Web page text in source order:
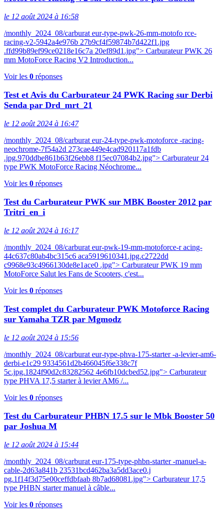
le 12 août 2024 à 16:58
/monthly_2024_08/carburat eur-type-pwk-26-mm-motofo rce-
racing-v2-5942a4e976b 27b9cf4f59874b7d422f1.jpg
.ffd99b89ef99ce0218e16c7a 20ef89d1.jpg"> Carburateur PWK 26
mm MotoForce Racing V2 Introduction...
Voir les 0 réponses
Test et Avis du Carburateur 24 PWK Racing sur Derbi
Senda par Drd_mrt_21
le 12 août 2024 à 16:47
/monthly_2024_08/carburat eur-24-type-pwk-motoforce -racing-
neochrome-7f54a2d 273cae449e4cad920117a1fdb
.jpg.970ddbe861b63f26ebb8 f15ec07084b2.jpg"> Carburateur 24
type PWK MotoForce Racing Néochrome...
Voir les 0 réponses
Test du Carburateur PWK sur MBK Booster 2012 par
Tritri_en_i
le 12 août 2024 à 16:17
/monthly_2024_08/carburat eur-pwk-19-mm-motoforce-r acing-
44c637c80ab4bc315c6 aca5919610341.jpg.c2722dd
c9968e93c4966130de8e1ace0 .jpg"> Carburateur PWK 19 mm
MotoForce Salut les Fans de Scooters, c'est...
Voir les 0 réponses
Test complet du Carburateur PWK Motoforce Racing
sur Yamaha TZR par Mgmodz
le 12 août 2024 à 15:56
/monthly_2024_08/carburat eur-type-phva-175-starter -a-levier-am6-
derbi-e1c29 9334561d2b466045f6e338c7f
5c.jpg.1824f90d2c83282562 4e6fb10dcbed52.jpg"> Carburateur
type PHVA 17,5 starter à levier AM6 /...
Voir les 0 réponses
Test du Carburateur PHBN 17.5 sur le Mbk Booster 50
par Joshua M
le 12 août 2024 à 15:44
/monthly_2024_08/carburat eur-175-type-phbn-starter -manuel-a-
cable-2d63a841b 23531bcd462ba3a5dd3ace0.j
pg.1f14f3d75e00ceffdbfaab 8b7ad68081.jpg"> Carburateur 17,5
type PHBN starter manuel à câble...
Voir les 0 réponses